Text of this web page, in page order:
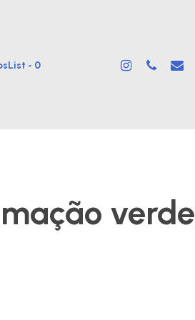
- 0 instagram
phone email
verde